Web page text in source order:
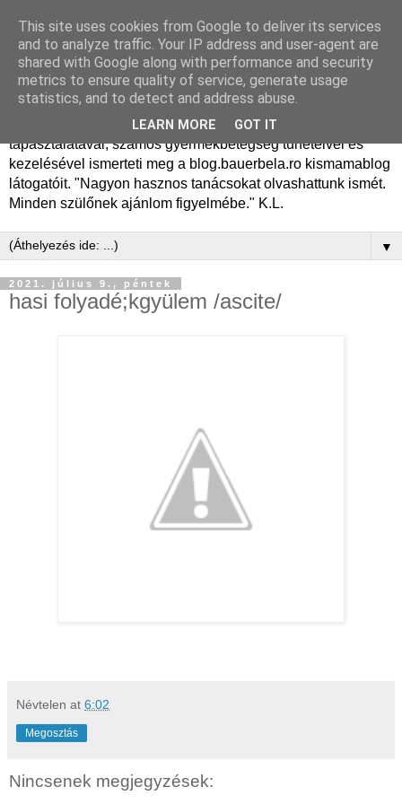
Dr. Bauer Béla Ph.D.
gyermekgyógyász
Dr. Bauer Béla Ph.D. gyermekgyógyász főorvos, 50 éves
tapasztalatával, számos gyermekbetegség tüneteivel és
kezelésével ismerteti meg a blog.bauerbela.ro kismamablog
látogatóit. "Nagyon hasznos tanácsokat olvashattunk ismét.
Minden szülőnek ajánlom figyelmébe." K.L.
▼
2021. július 9., péntek
hasi folyadé;kgyülem /ascite/
Névtelen at 6:02
Megosztás
Nincsenek megjegyzések:
This site uses cookies from Google to deliver its services
and to analyze traffic. Your IP address and user-agent are
shared with Google along with performance and security
metrics to ensure quality of service, generate usage
statistics, and to detect and address abuse.
LEARN MORE GOT IT